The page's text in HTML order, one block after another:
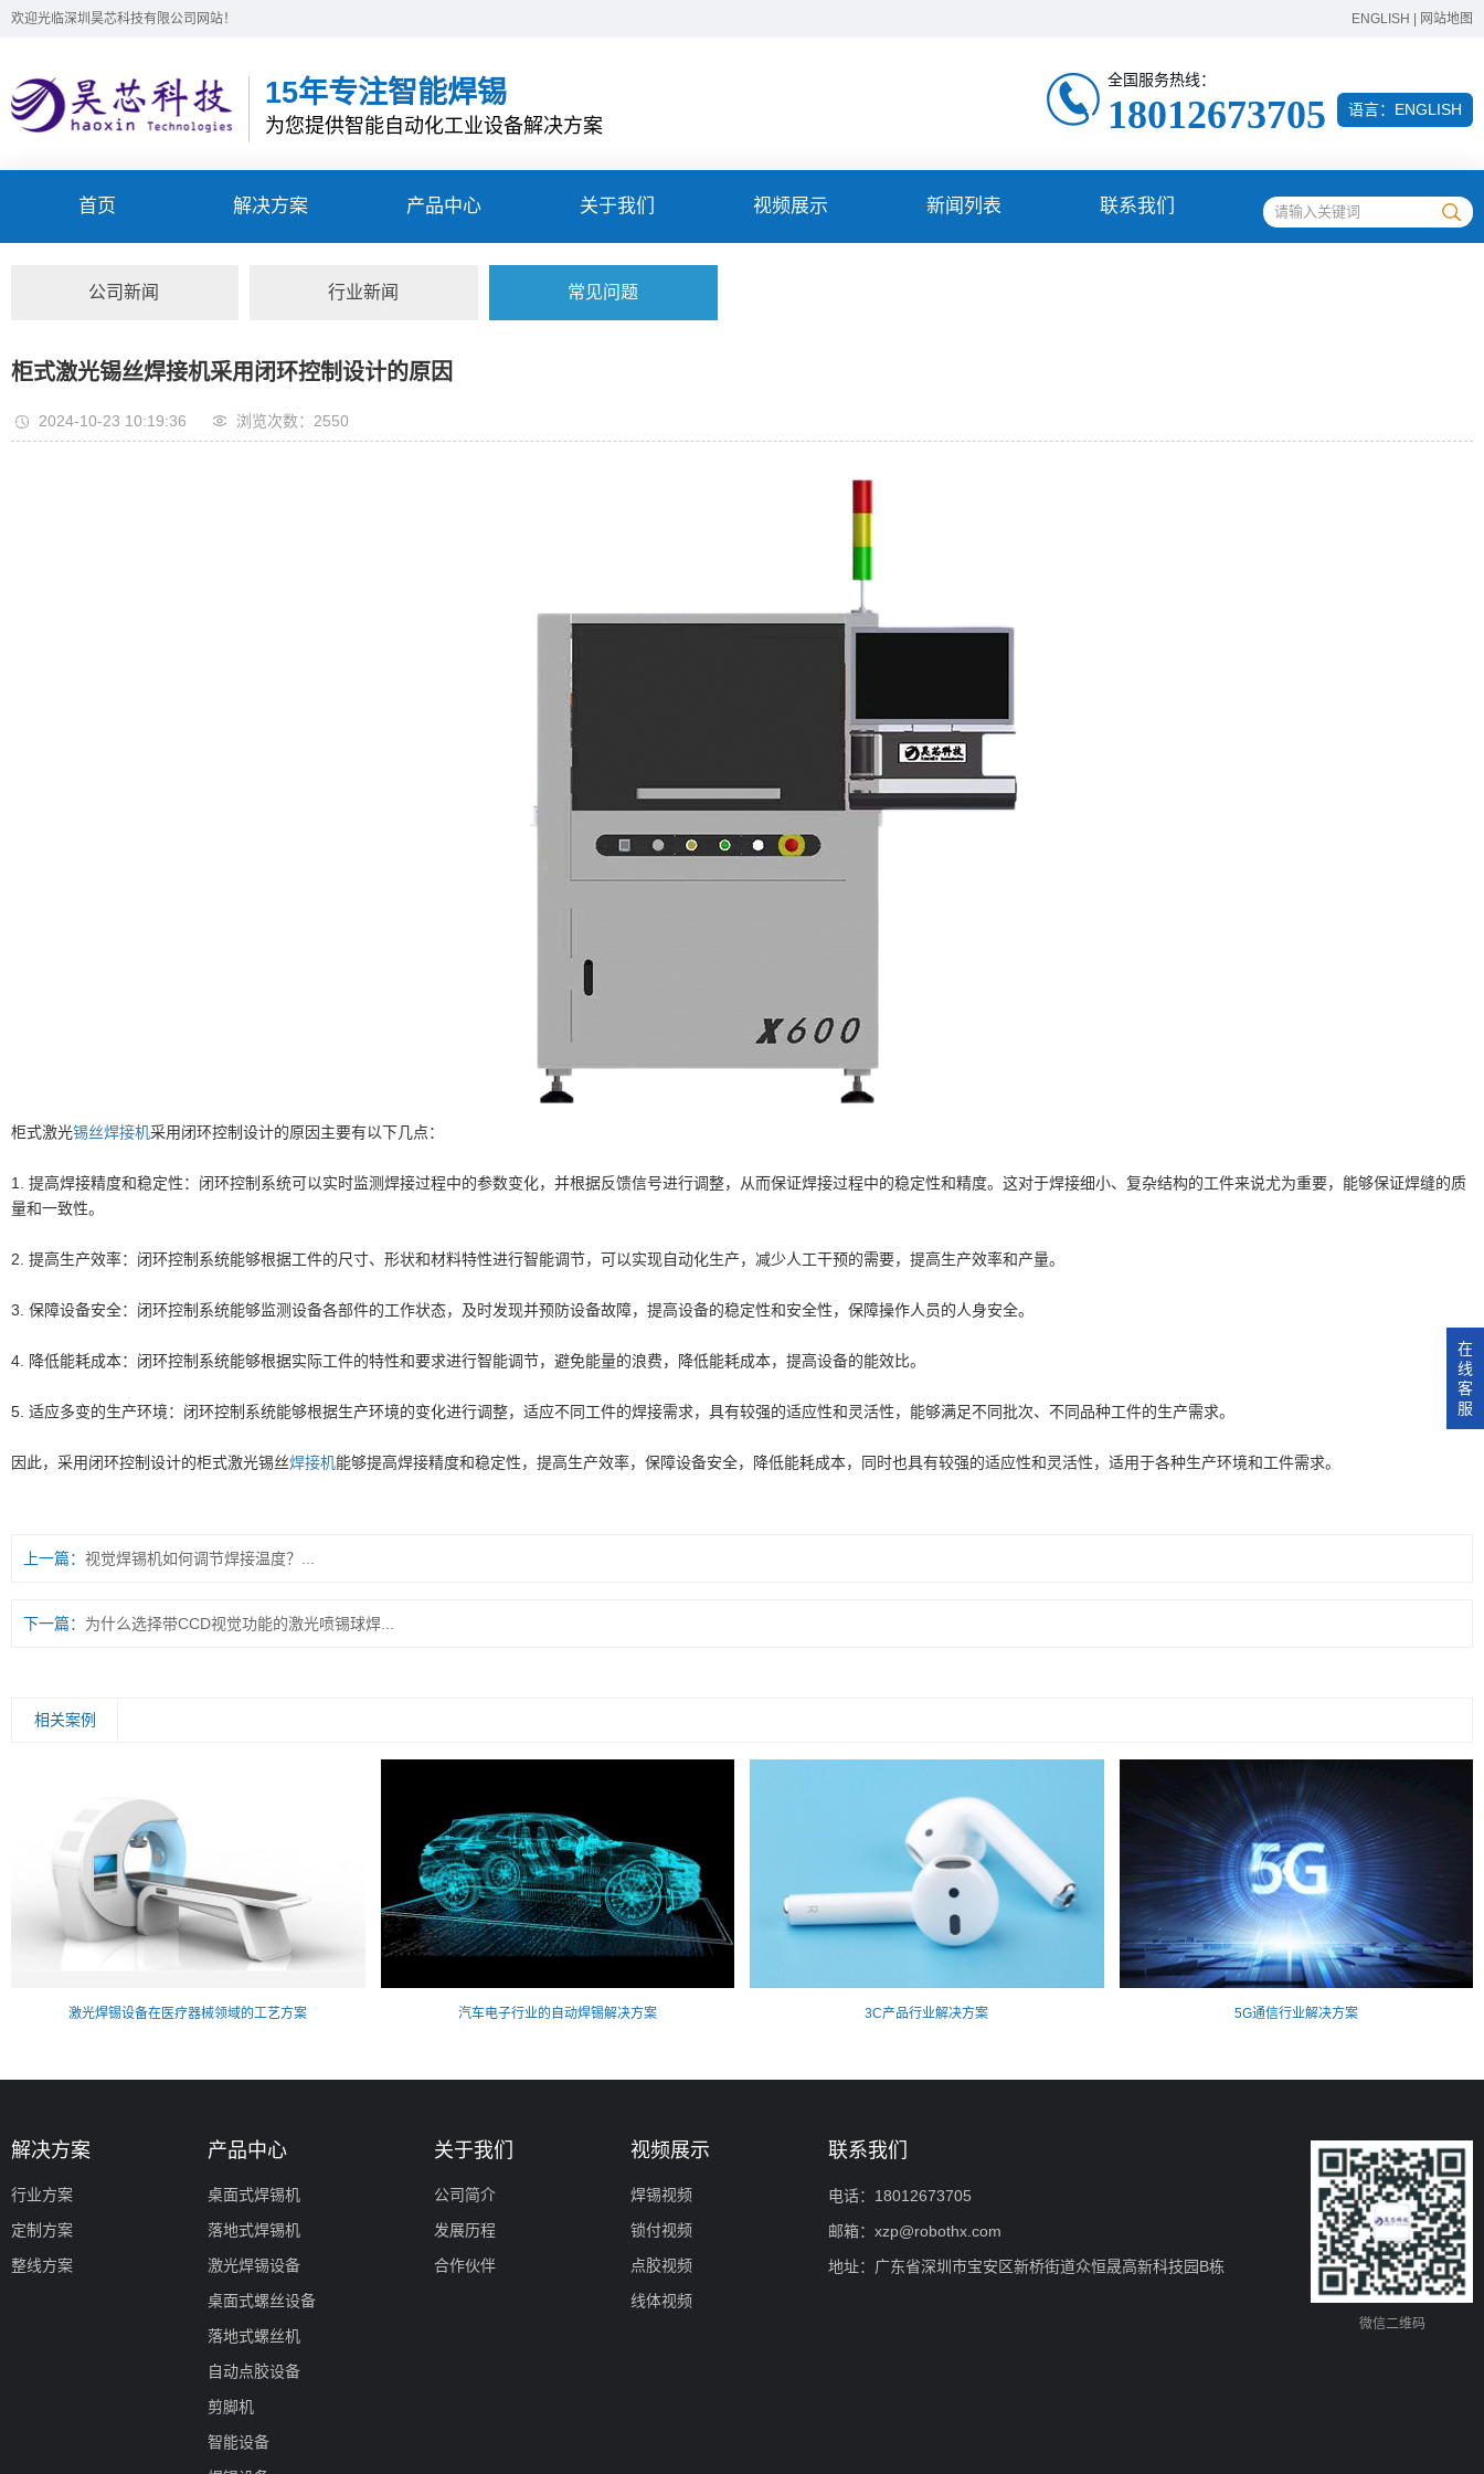
欢迎光临深圳昊芯科技有限公司网站！ ENGLISH 网站地图
15年专注智能焊锡
为您提供智能自动化工业设备解决方案
全国服务热线：
18012673705 语言： ENGLISH
首页 解决方案 产品中心 关于我们 视频展示 新闻列表 联系我们
公司新闻 行业新闻 常见问题
柜式激光锡丝焊接机采用闭环控制设计的原因
2024-10-23 10:19:36 浏览次数：2550
柜式激光锡丝焊接机采用闭环控制设计的原因主要有以下几点：
1. 提高焊接精度和稳定性：闭环控制系统可以实时监测焊接过程中的参数变化，并根据反馈信号进行调整，从而保证焊接过程中的稳定性和精度。这对于焊接细小、复杂结构的工件来说尤为重要，能够保证焊缝的质
量和一致性。
2. 提高生产效率：闭环控制系统能够根据工件的尺寸、形状和材料特性进行智能调节，可以实现自动化生产，减少人工干预的需要，提高生产效率和产量。
3. 保障设备安全：闭环控制系统能够监测设备各部件的工作状态，及时发现并预防设备故障，提高设备的稳定性和安全性，保障操作人员的人身安全。
4. 降低能耗成本：闭环控制系统能够根据实际工件的特性和要求进行智能调节，避免能量的浪费，降低能耗成本，提高设备的能效比。
5. 适应多变的生产环境：闭环控制系统能够根据生产环境的变化进行调整，适应不同工件的焊接需求，具有较强的适应性和灵活性，能够满足不同批次、不同品种工件的生产需求。
因此，采用闭环控制设计的柜式激光锡丝焊接机能够提高焊接精度和稳定性，提高生产效率，保障设备安全，降低能耗成本，同时也具有较强的适应性和灵活性，适用于各种生产环境和工件需求。
上一篇： 视觉焊锡机如何调节焊接温度？...
下一篇： 为什么选择带CCD视觉功能的激光喷锡球焊...
相关案例
激光焊锡设备在医疗器械领域的工艺方案 汽车电子行业的自动焊锡解决方案 3C产品行业解决方案 5G通信行业解决方案
解决方案
行业方案
定制方案
整线方案
产品中心
桌面式焊锡机
落地式焊锡机
激光焊锡设备
桌面式螺丝设备
落地式螺丝机
自动点胶设备
剪脚机
智能设备
关于我们
公司简介
发展历程
合作伙伴
视频展示
焊锡视频
锁付视频
点胶视频
线体视频
联系我们
电话：18012673705
邮箱：xzp@robothx.com
地址：广东省深圳市宝安区新桥街道众恒晟高新科技园B栋
微信二维码
在
线
客
服